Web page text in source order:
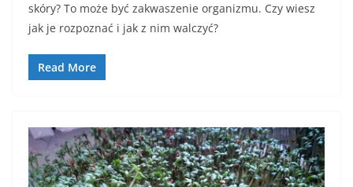
skóry? To może być zakwaszenie organizmu. Czy wiesz
jak je rozpoznać i jak z nim walczyć?
Read More